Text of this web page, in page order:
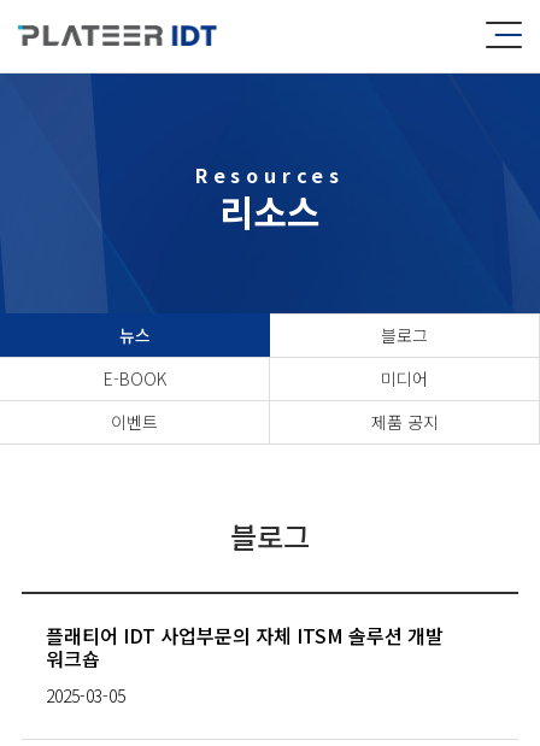
Resources
리소스
뉴스
블로그
E-BOOK
미디어
이벤트
제품 공지
블로그
플래티어 IDT 사업부문의 자체 ITSM 솔루션 개발
워크숍
2025-03-05